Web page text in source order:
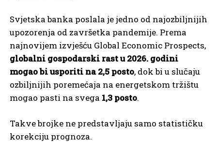
Svjetska banka poslala je jedno od najozbiljnijih
upozorenja od završetka pandemije. Prema
najnovijem izvješću Global Economic Prospects,
globalni gospodarski rast u 2026. godini
mogao bi usporiti na 2,5 posto, dok bi u slučaju
ozbiljnijih poremećaja na energetskom tržištu
mogao pasti na svega 1,3 posto.
Takve brojke ne predstavljaju samo statističku
korekciju prognoza.